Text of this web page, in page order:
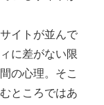
イトが並んで
に差がない限
の心理。そこ
ところではあ